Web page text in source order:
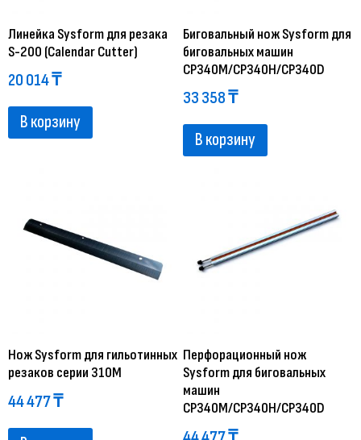
Линейка Sysform для резака
S-200 (Calendar Cutter)
20 014₸
В корзину
Биговальный нож Sysform для
биговальных машин
CP340M/CP340H/CP340D
33 358₸
В корзину
Нож Sysform для гильотинных
резаков серии 310M
44 477₸
Перфорационный нож
Sysform для биговальных
машин
CP340M/CP340H/CP340D